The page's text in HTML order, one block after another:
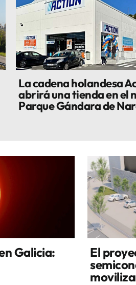
La cadena holandesa
abrirá una tienda en el
Parque Gándara de
Galicia:
El